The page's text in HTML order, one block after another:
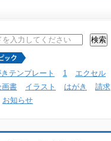
テンプレート 1 エクセル
画書 イラスト はがき
請求
お知らせ